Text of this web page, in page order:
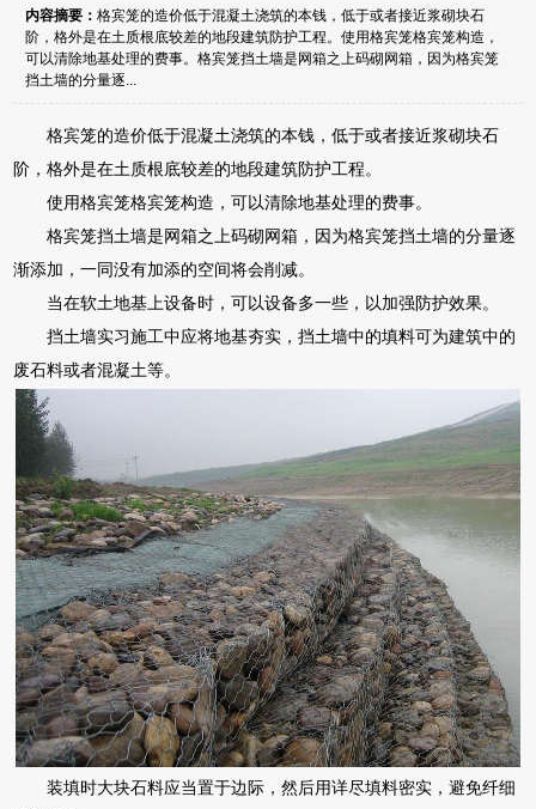
内容摘要：格宾笼的造价低于混凝土浇筑的本钱，低于或者接近浆砌块石
阶，格外是在土质根底较差的地段建筑防护工程。使用格宾笼格宾笼构造，
可以清除地基处理的费事。格宾笼挡土墙是网箱之上码砌网箱，因为格宾笼
挡土墙的分量逐...
格宾笼的造价低于混凝土浇筑的本钱，低于或者接近浆砌块石
阶，格外是在土质根底较差的地段建筑防护工程。
使用格宾笼格宾笼构造，可以清除地基处理的费事。
格宾笼挡土墙是网箱之上码砌网箱，因为格宾笼挡土墙的分量逐
渐添加，一同没有加添的空间将会削减。
当在软土地基上设备时，可以设备多一些，以加强防护效果。
挡土墙实习施工中应将地基夯实，挡土墙中的填料可为建筑中的
废石料或者混凝土等。
装填时大块石料应当置于边际，然后用详尽填料密实，避免纤细